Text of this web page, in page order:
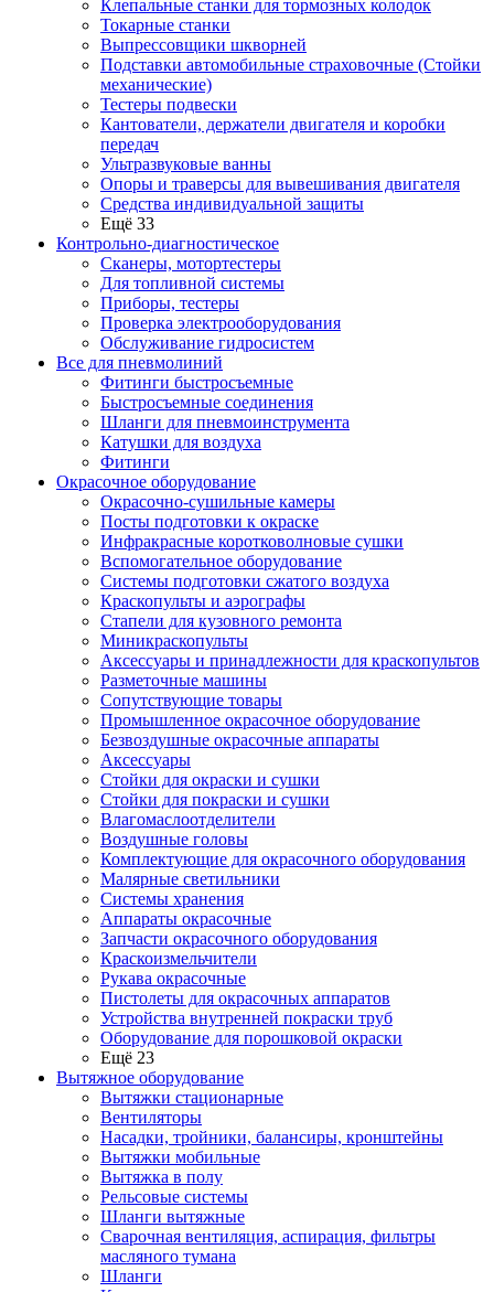
Клепальные станки для тормозных колодок
Токарные станки
Выпрессовщики шкворней
Подставки автомобильные страховочные (Стойки
механические)
Тестеры подвески
Кантователи, держатели двигателя и коробки
передач
Ультразвуковые ванны
Опоры и траверсы для вывешивания двигателя
Средства индивидуальной защиты
Ещё 33
Контрольно-диагностическое
Сканеры, мотортестеры
Для топливной системы
Приборы, тестеры
Проверка электрооборудования
Обслуживание гидросистем
Все для пневмолиний
Фитинги быстросъемные
Быстросъемные соединения
Шланги для пневмоинструмента
Катушки для воздуха
Фитинги
Окрасочное оборудование
Окрасочно-сушильные камеры
Посты подготовки к окраске
Инфракрасные коротковолновые сушки
Вспомогательное оборудование
Системы подготовки сжатого воздуха
Краскопульты и аэрографы
Стапели для кузовного ремонта
Миникраскопульты
Аксессуары и принадлежности для краскопультов
Разметочные машины
Сопутствующие товары
Промышленное окрасочное оборудование
Безвоздушные окрасочные аппараты
Аксессуары
Стойки для окраски и сушки
Стойки для покраски и сушки
Влагомаслоотделители
Воздушные головы
Комплектующие для окрасочного оборудования
Малярные светильники
Системы хранения
Аппараты окрасочные
Запчасти окрасочного оборудования
Краскоизмельчители
Рукава окрасочные
Пистолеты для окрасочных аппаратов
Устройства внутренней покраски труб
Оборудование для порошковой окраски
Ещё 23
Вытяжное оборудование
Вытяжки стационарные
Вентиляторы
Насадки, тройники, балансиры, кронштейны
Вытяжки мобильные
Вытяжка в полу
Рельсовые системы
Шланги вытяжные
Сварочная вентиляция, аспирация, фильтры
масляного тумана
Шланги